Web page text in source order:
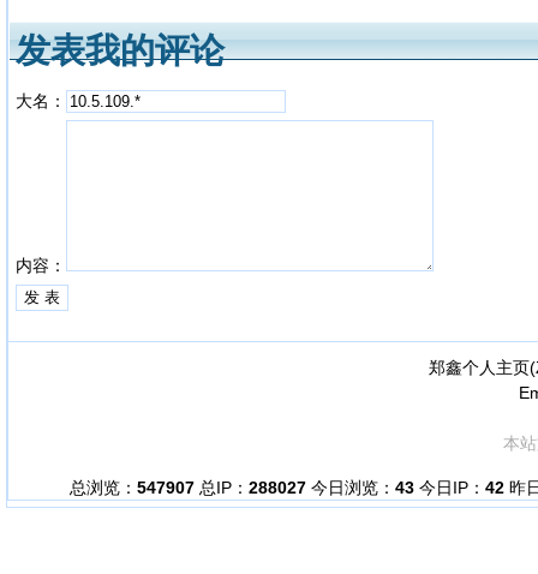
发表我的评论
大名：
内容：
郑鑫个人主页(
本
总浏览：547907 总IP：288027 今日浏览：43 今日IP：42 昨